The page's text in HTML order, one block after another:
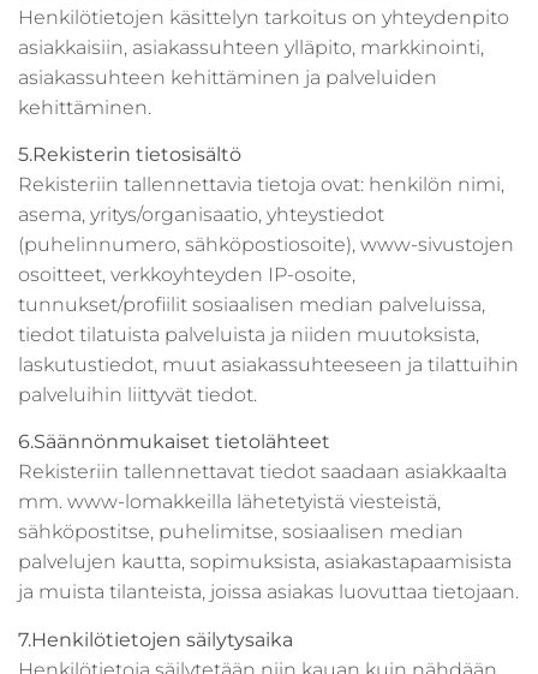
Henkilötietojen käsittelyn tarkoitus on yhteydenpito
asiakkaisiin, asiakassuhteen ylläpito, markkinointi,
asiakassuhteen kehittäminen ja palveluiden
kehittäminen.
5.Rekisterin tietosisältö
Rekisteriin tallennettavia tietoja ovat: henkilön nimi,
asema, yritys/organisaatio, yhteystiedot
(puhelinnumero, sähköpostiosoite), www-sivustojen
osoitteet, verkkoyhteyden IP-osoite,
tunnukset/profiilit sosiaalisen median palveluissa,
tiedot tilatuista palveluista ja niiden muutoksista,
laskutustiedot, muut asiakassuhteeseen ja tilattuihin
palveluihin liittyvät tiedot.
6.Säännönmukaiset tietolähteet
Rekisteriin tallennettavat tiedot saadaan asiakkaalta
mm. www-lomakkeilla lähetetyistä viesteistä,
sähköpostitse, puhelimitse, sosiaalisen median
palvelujen kautta, sopimuksista, asiakastapaamisista
ja muista tilanteista, joissa asiakas luovuttaa tietojaan.
7.Henkilötietojen säilytysaika